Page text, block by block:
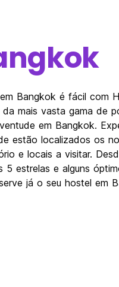
Bangkok é fácil com
mais vasta gama de
em Bangkok.
estão localizados os
e locais a visitar.
5 estrelas e alguns
já o seu hostel em